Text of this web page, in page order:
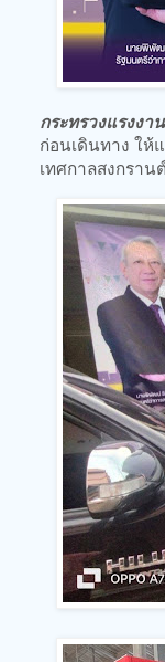
กระทรวงแรงงาน
ก่อนเดินทาง ให้
เทศกาลสงกรานต์